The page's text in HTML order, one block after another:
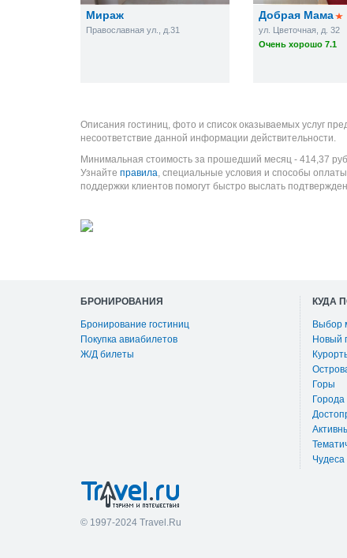
Мираж
Православная ул., д.31
Добрая Мама
ул. Цветочная, д. 32
Очень хорошо 7.1
Описания гостиниц, фото и список оказываемых услуг
несоответствие данной информации действительности.
Минимальная стоимость за прошедший месяц - 414,37 руб
Узнайте правила, специальные условия и способы
поддержки клиентов помогут быстро выслать
БРОНИРОВАНИЯ
Бронирование гостиниц
Покупка авиабилетов
Ж/Д билеты
КУДА
Выбор
Новый
Горы
Города
Чудеса
© 1997-2024 Travel.Ru